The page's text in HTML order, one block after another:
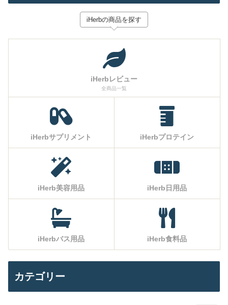
iHerbの商品を探す
iHerbレビュー
全商品一覧
iHerbサプリメント iHerbプロテイン
iHerb美容用品 iHerb日用品
iHerbバス用品 iHerb食料品
カテゴリー